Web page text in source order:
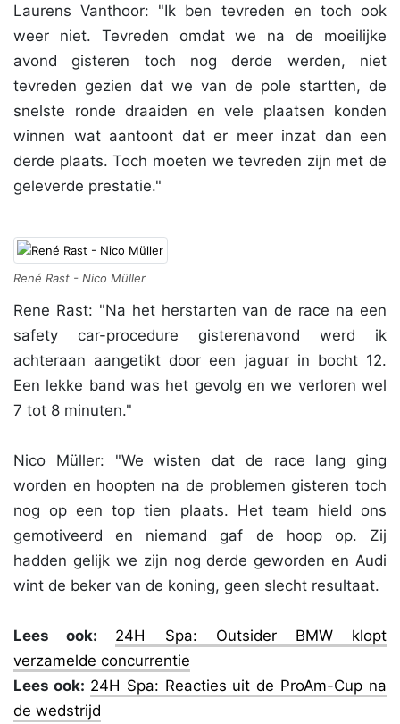
Laurens Vanthoor: "Ik ben tevreden en toch ook
weer niet. Tevreden omdat we na de moeilijke
avond gisteren toch nog derde werden, niet
tevreden gezien dat we van de pole startten, de
snelste ronde draaiden en vele plaatsen konden
winnen wat aantoont dat er meer inzat dan een
derde plaats. Toch moeten we tevreden zijn met de
geleverde prestatie."
René Rast - Nico Müller
Rene Rast: "Na het herstarten van de race na een
safety car-procedure gisterenavond werd ik
achteraan aangetikt door een jaguar in bocht 12.
Een lekke band was het gevolg en we verloren wel
7 tot 8 minuten."
Nico Müller: "We wisten dat de race lang ging
worden en hoopten na de problemen gisteren toch
nog op een top tien plaats. Het team hield ons
gemotiveerd en niemand gaf de hoop op. Zij
hadden gelijk we zijn nog derde geworden en Audi
wint de beker van de koning, geen slecht resultaat.
Lees ook: 24H Spa: Outsider BMW klopt
verzamelde concurrentie
Lees ook: 24H Spa: Reacties uit de ProAm-Cup na
de wedstrijd